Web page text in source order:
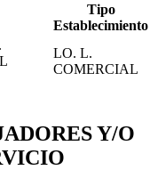
Tipo
Establecimiento
LO. L.
COMERCIAL
Y/O